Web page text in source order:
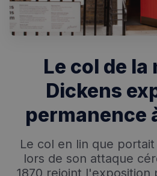
Rechercher dans Français à
Annuaire des professionnels
Visites guidées
Événements à venir
Le col de la
Dickens
permanence
Le col en lin que
lors de son attaque
1870 rejoint l'exposition